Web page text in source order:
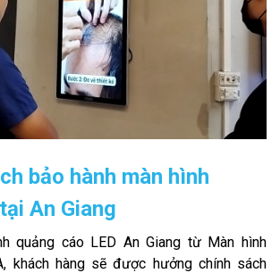
bảo hành màn hình
An Giang
quảng cáo LED An Giang từ Màn hình
khách hàng sẽ được hưởng chính sách